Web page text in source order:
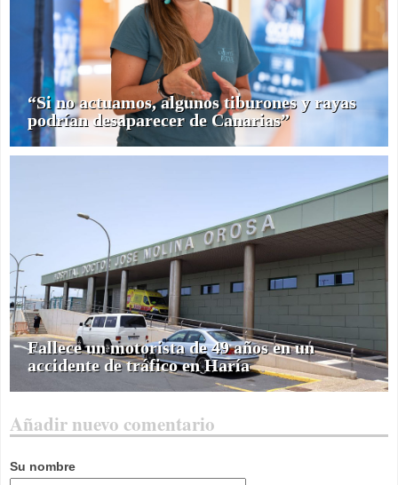
“Si no actuamos, algunos tiburones y rayas
podrían desaparecer de Canarias”
Fallece un motorista de 49 años en un
accidente de tráfico en Haría
Añadir nuevo comentario
Su nombre